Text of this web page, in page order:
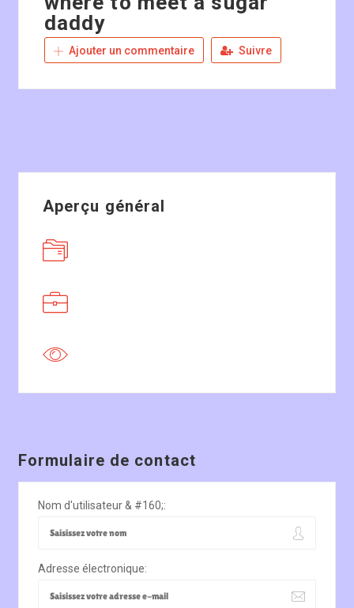
daddy
Ajouter un commentaire Suivre
Aperçu général
Formulaire de contact
Nom d'utilisateur & #160;:
Adresse électronique: